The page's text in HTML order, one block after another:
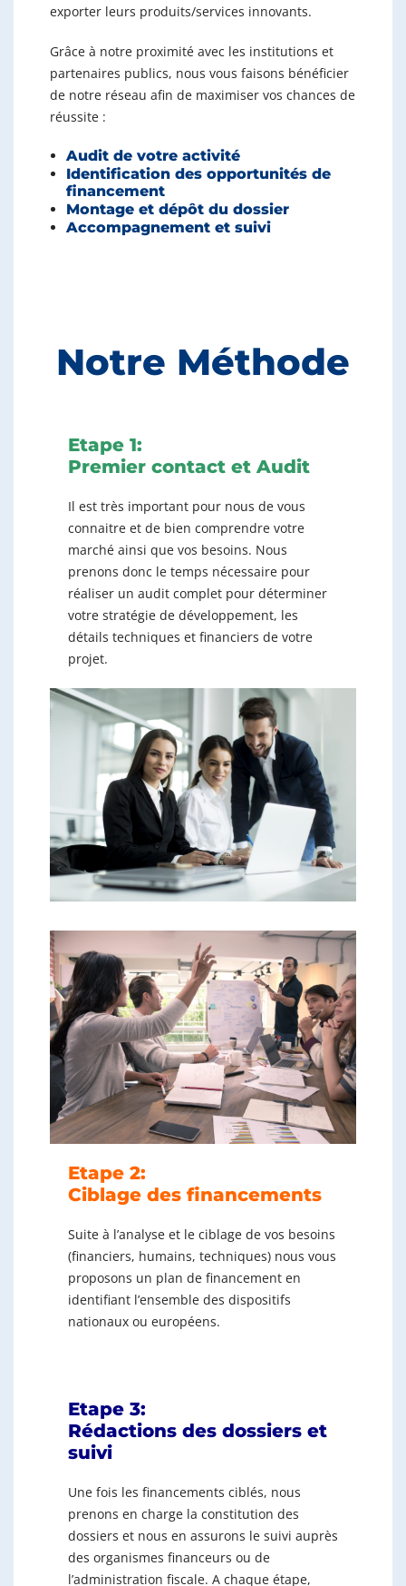
exporter leurs produits/services innovants.
Grâce à notre proximité avec les institutions et
partenaires publics, nous vous faisons bénéficier
de notre réseau afin de maximiser vos chances de
réussite :
Audit de votre activité
Identification des opportunités de
financement
Montage et dépôt du dossier
Accompagnement et suivi
Notre Méthode
Etape 1:
Premier contact et Audit
Il est très important pour nous de vous
connaitre et de bien comprendre votre
marché ainsi que vos besoins. Nous
prenons donc le temps nécessaire pour
réaliser un audit complet pour déterminer
votre stratégie de développement, les
détails techniques et financiers de votre
projet.
Etape 2:
Ciblage des financements
Suite à l’analyse et le ciblage de vos besoins
(financiers, humains, techniques) nous vous
proposons un plan de financement en
identifiant l’ensemble des dispositifs
nationaux ou européens.
Etape 3:
Rédactions des dossiers et
suivi
Une fois les financements ciblés, nous
prenons en charge la constitution des
dossiers et nous en assurons le suivi auprès
des organismes financeurs ou de
l’administration fiscale. A chaque étape,